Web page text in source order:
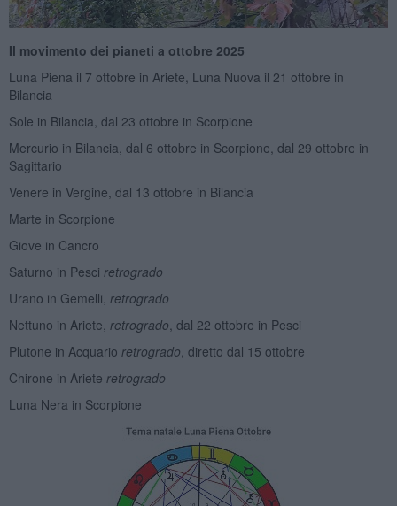
Il movimento dei pianeti a ottobre 2025
Luna Piena il 7 ottobre in Ariete, Luna Nuova il 21 ottobre in
Bilancia
Sole in Bilancia, dal 23 ottobre in Scorpione
Mercurio in Bilancia, dal 6 ottobre in Scorpione, dal 29 ottobre in
Sagittario
Venere in Vergine, dal 13 ottobre in Bilancia
Marte in Scorpione
Giove in Cancro
Saturno in Pesci retrogrado
Urano in Gemelli, retrogrado
Nettuno in Ariete, retrogrado, dal 22 ottobre in Pesci
Plutone in Acquario retrogrado, diretto dal 15 ottobre
Chirone in Ariete retrogrado
Luna Nera in Scorpione